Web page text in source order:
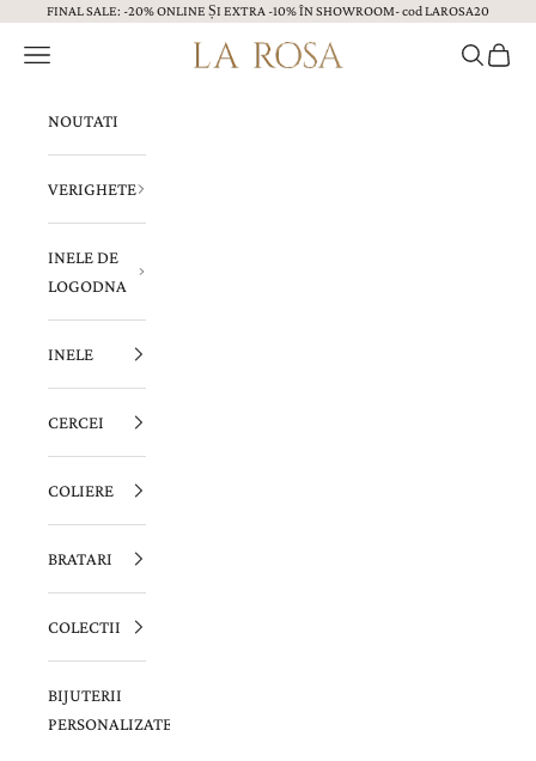
Sari la continut
FINAL SALE: -20% ONLINE ȘI EXTRA -10% ÎN SHOWROOM- cod LAROSA20
Bijuterii LA ROSA
Menu CautăCoș
NOUTATI
VERIGHETE
INELE DE
LOGODNA
INELE
CERCEI
COLIERE
BRATARI
COLECTII
BIJUTERII
PERSONALIZATE